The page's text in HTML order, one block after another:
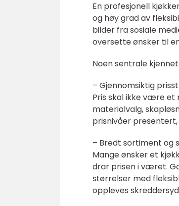
En profesjonell
og høy grad av
bilder fra sosiale
oversette ønsker til
Noen sentrale
– Gjennomsiktig
Pris skal ikke være et
materialvalg,
prisnivåer
– Bredt sortiment og
Mange ønsker et
drar prisen i været.
størrelser med
oppleves